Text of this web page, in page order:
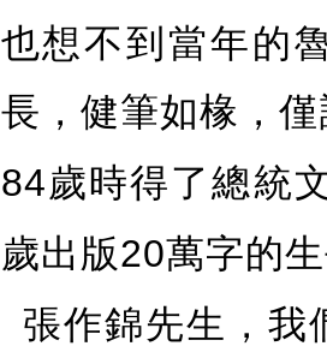
也想不到當年的
長，健筆如椽，
84歲時得了總統
歲出版20萬字的
張作錦先生，我